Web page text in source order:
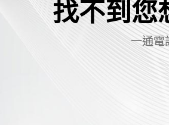
找不到您
一通電